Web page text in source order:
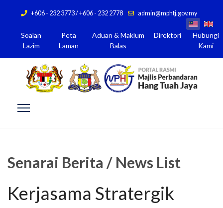
+606 - 232 3773 / +606 - 232 2778 admin@mphtj.gov.my
Soalan
Lazim
Peta
Laman
Aduan & Maklum
Balas
Direktori
Hubungi
Kami
Senarai Berita / News List
Kerjasama Stratergik